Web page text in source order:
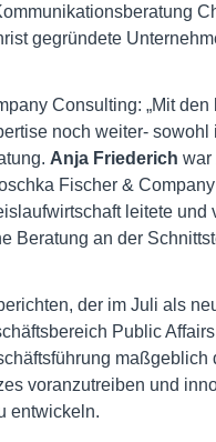
gegründete
Consulting: „Mit
noch weiter-
Anja Friederich war
Fischer &
leitete und
Beratung an der
der im Juli als
Public
maßgeblich
voranzutreiben und
entwickeln.